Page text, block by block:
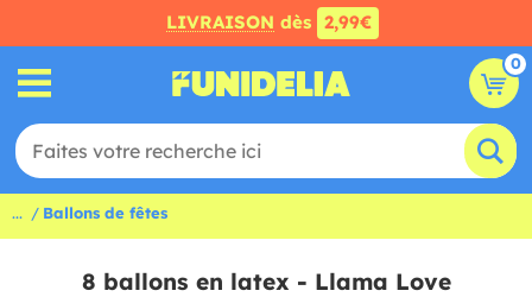
LIVRAISON dès 2,99€
0
... Ballons de fêtes
8 ballons en latex - Llama Love